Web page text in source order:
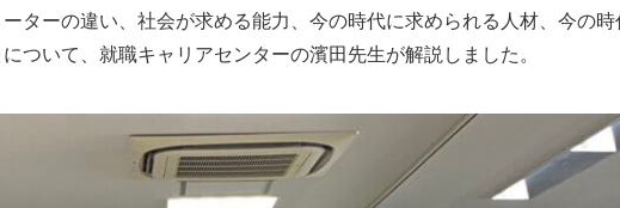
ターの違い、社会が求める能力、今の時代に求められる人材、今の時
ついて、就職キャリアセンターの濱田先生が解説しました。